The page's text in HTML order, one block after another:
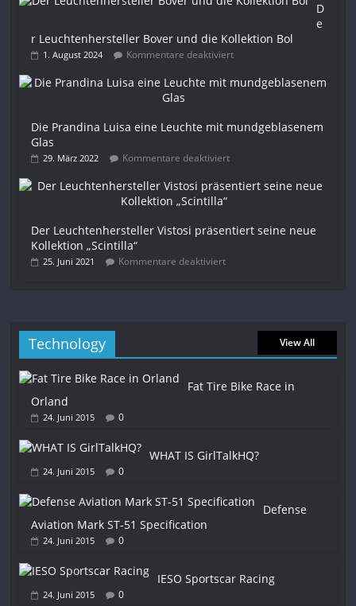
D
e
r Leuchtenhersteller Bover und die Kollektion Bol
1. August 2024 Kommentare deaktiviert
Die Prandina Luisa eine Leuchte mit mundgeblasenem
Glas
29. März 2022 Kommentare deaktiviert
Der Leuchtenhersteller Vistosi präsentiert seine neue
Kollektion „Scintilla“
25. Juni 2021 Kommentare deaktiviert
Technology View All
Fat Tire Bike Race in
Orland
24. Juni 2015 0
WHAT IS GirlTalkHQ?
24. Juni 2015 0
Defense
Aviation Mark ST-51 Specification
24. Juni 2015 0
IESO Sportscar Racing
24. Juni 2015 0